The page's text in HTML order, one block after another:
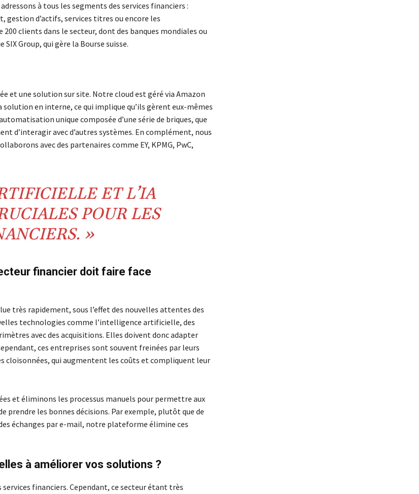
à tous les segments des services financiers :
gestion d’actifs, services titres ou encore les
clients dans le secteur, dont des banques mondiales ou
Group, qui gère la Bourse suisse.
et une solution sur site. Notre cloud est géré via Amazon
solution en interne, ce qui implique qu’ils gèrent eux-mêmes
unique composée d’une série de briques, que
d’interagir avec d’autres systèmes. En complément, nous
avec des partenaires comme EY, KPMG, PwC,
ET L’IA
POUR LES
»
financier doit faire face
très rapidement, sous l’effet des nouvelles attentes des
technologies comme l’intelligence artificielle, des
avec des acquisitions. Elles doivent donc adapter
ces entreprises sont souvent freinées par leurs
cloisonnées, qui augmentent les coûts et compliquent leur
et éliminons les processus manuels pour permettre aux
prendre les bonnes décisions. Par exemple, plutôt que de
échanges par e-mail, notre plateforme élimine ces
à améliorer vos solutions ?
financiers. Cependant, ce secteur étant très